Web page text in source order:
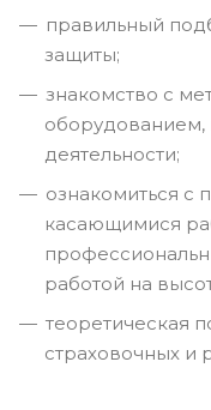
правильный
защиты;
знакомство с
оборудованием,
деятельности;
ознакомиться
касающимися
работой на
теоретическая
страховочных и